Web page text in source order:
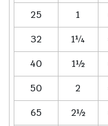
25
1
32
1¼
40
1½
50
2
65
2½